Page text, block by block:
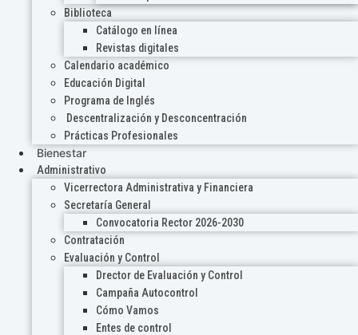
Biblioteca
Catálogo en línea
Revistas digitales
Calendario académico
Educación Digital
Programa de Inglés
Descentralización y Desconcentración
Prácticas Profesionales
Bienestar
Administrativo
Vicerrectora Administrativa y Financiera
Secretaría General
Convocatoria Rector 2026-2030
Contratación
Evaluación y Control
Drector de Evaluación y Control
Campaña Autocontrol
Cómo Vamos
Entes de control